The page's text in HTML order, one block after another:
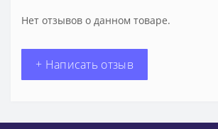
Нет отзывов о данном товаре.
+ Написать отзыв